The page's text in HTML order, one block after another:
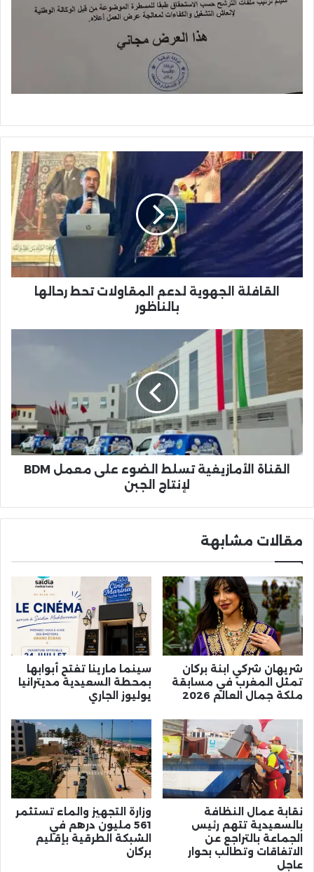
القافلة
الجهوية
لدعم
المقاولات
تحط
رحالها
بالناظور
القافلة الجهوية لدعم المقاولات تحط رحالها
بالناظور
القناة
الأمازيغية
الضوء
على
معمل
BDM
الجبن
القناة الأمازيغية تسلط الضوء على معمل BDM
لإنتاج الجبن
مقالات مشابهة
شريهان شركي ابنة بركان
تمثل المغرب في مسابقة
ملكة جمال العالم 2026
سينما مارينا تفتح أبوابها
بمحطة السعيدية مديترانيا
يوليوز الجاري
نقابة عمال النظافة
بالسعيدية تتهم رئيس
الجماعة بالتراجع عن
الاتفاقات وتطالب بحوار
عاجل
وزارة التجهيز والماء تستثمر
561 مليون درهم في
الشبكة الطرقية بإقليم
بركان